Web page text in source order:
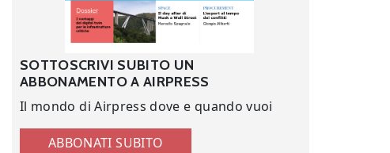
SOTTOSCRIVI SUBITO UN
ABBONAMENTO A AIRPRESS
Il mondo di Airpress dove e quando vuoi
ABBONATI SUBITO